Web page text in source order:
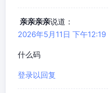
亲亲亲亲说道：
2026年5月11日 下午12:19
什么码
登录以回复